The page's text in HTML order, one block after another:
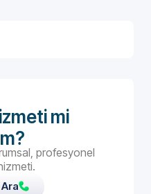
mi
profesyonel